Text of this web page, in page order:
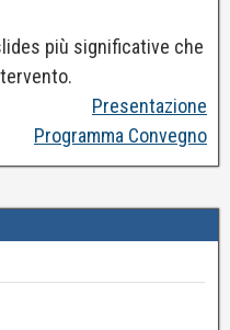
più significative che
Presentazione
Programma Convegno